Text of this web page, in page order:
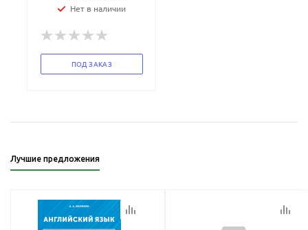
Нет в наличии
ПОД ЗАКАЗ
Лучшие предложения